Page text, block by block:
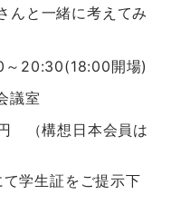
んと一緒に考えてみ
20:30(18:00開場)
議室
（構想日本会員は
学生証をご提示下